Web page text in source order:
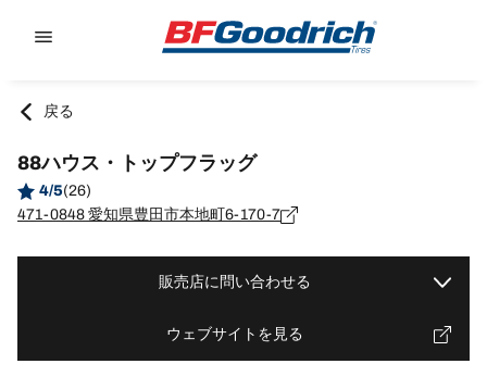
戻る
88ハウス・トップフラッグ
4/5(26)
471-0848 愛知県豊田市本地町6-170-7
販売店に問い合わせる
ウェブサイトを見る